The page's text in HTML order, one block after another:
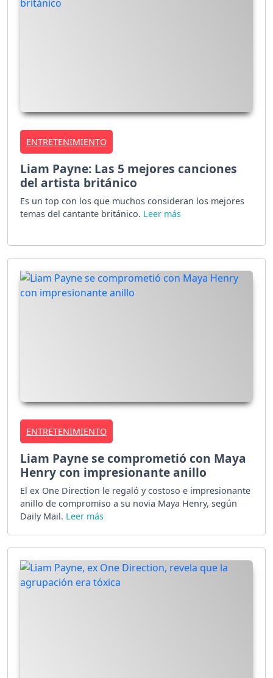
ENTRETENIMIENTO
Liam Payne: Las 5 mejores canciones
del artista británico
Es un top con los que muchos consideran los mejores
temas del cantante británico.
ENTRETENIMIENTO
Liam Payne se comprometió con Maya
Henry con impresionante anillo
El ex One Direction le regaló y costoso e impresionante
anillo de compromiso a su novia Maya Henry, según
Daily Mail.